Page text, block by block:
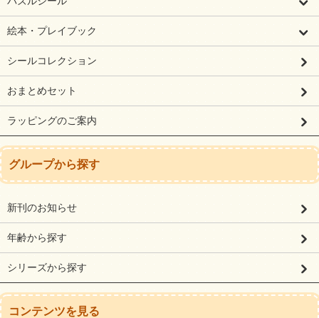
絵本・プレイブック
シールコレクション
おまとめセット
ラッピングのご案内
グループから探す
新刊のお知らせ
年齢から探す
シリーズから探す
コンテンツを見る